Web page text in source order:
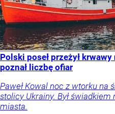
Polski poseł przeżył
poznał liczbę ofiar
Paweł Kowal noc z wtorku na
stolicy Ukrainy. Był
miasta.